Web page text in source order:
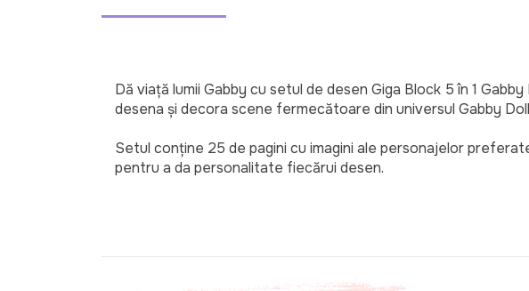
Dă viață lumii Gabby cu setul de desen Giga Block 5 în 1
desena și decora scene fermecătoare din universul Gabby
Setul conține 25 de pagini cu imagini ale personajelor
pentru a da personalitate fiecărui desen.